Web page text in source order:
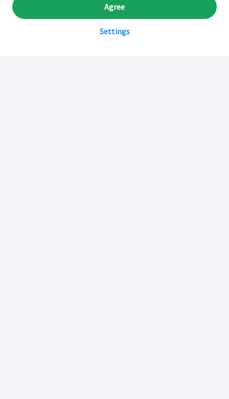
Settings
Agree